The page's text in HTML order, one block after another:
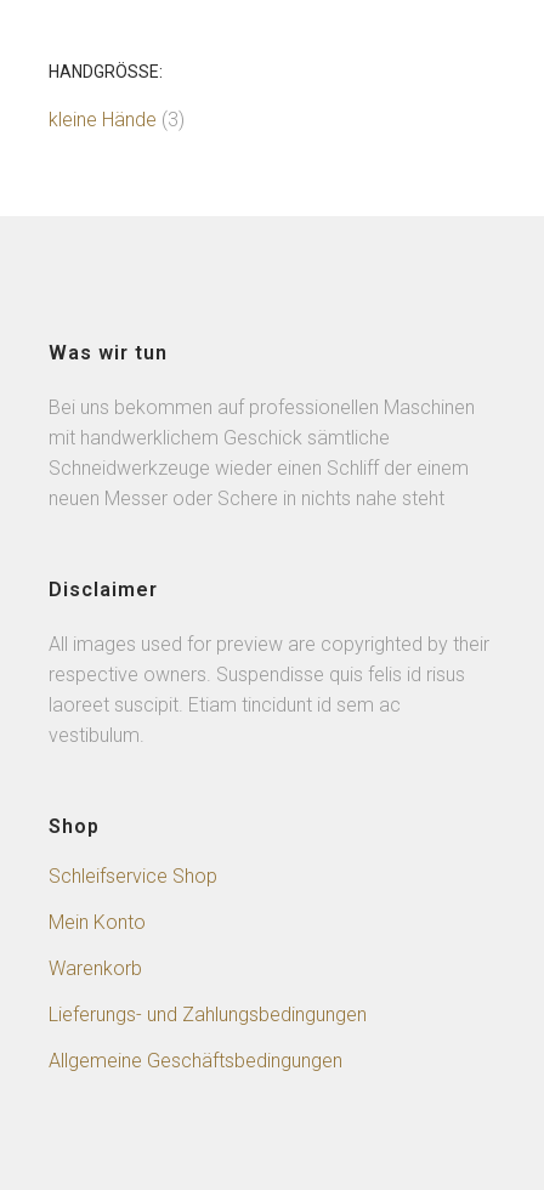
HANDGRÖSSE:
kleine Hände (3)
Was wir tun
Bei uns bekommen auf professionellen Maschinen
mit handwerklichem Geschick sämtliche
Schneidwerkzeuge wieder einen Schliff der einem
neuen Messer oder Schere in nichts nahe steht
Disclaimer
All images used for preview are copyrighted by their
respective owners. Suspendisse quis felis id risus
laoreet suscipit. Etiam tincidunt id sem ac
vestibulum.
Shop
Schleifservice Shop
Mein Konto
Warenkorb
Lieferungs- und Zahlungsbedingungen
Allgemeine Geschäftsbedingungen